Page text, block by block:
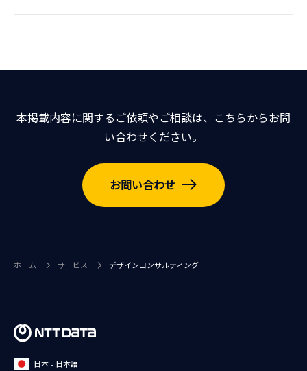
本掲載内容に関するご依頼やご相談は、こちらからお問
い合わせください。
お問い合わせ
ホーム サービス デザインコンサルティング
日本 - 日本語